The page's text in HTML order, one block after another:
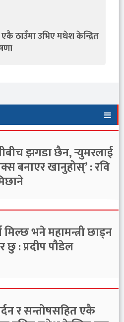
ठाउँमा उभिए मधेश केन्द्रित
झगडा छैन, र्‍युमरलाई
बनाएर खानुहोस्’ : रवि
मिल्छ भने महामन्त्री छाड्न
छु : प्रदीप पौडेल
र सन्तोषसहित एकै